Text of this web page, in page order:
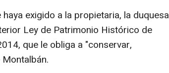
exigido a la propietaria, la duquesa
Ley de Patrimonio Histórico de
que le obliga a "conservar,